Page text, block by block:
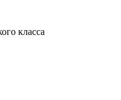
класса